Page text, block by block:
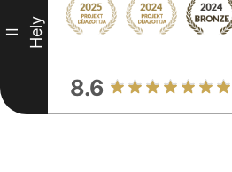
II Hely
8.6